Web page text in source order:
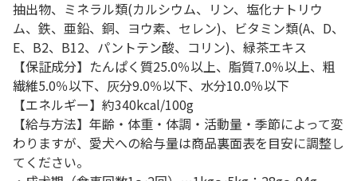
抽出物、ミネラル類(カルシウム、リン、塩化ナトリウ
ム、鉄、亜鉛、銅、ヨウ素、セレン)、ビタミン類(A、D、
E、B2、B12、パントテン酸、コリン)、緑茶エキス
【保証成分】たんぱく質25.0％以上、脂質7.0％以上、粗
繊維5.0％以下、灰分9.0％以下、水分10.0％以下
【エネルギー】約340kcal/100g
【給与方法】年齢・体重・体調・活動量・季節によって変
わりますが、愛犬への給与量は商品裏面表を目安に調整し
てください。